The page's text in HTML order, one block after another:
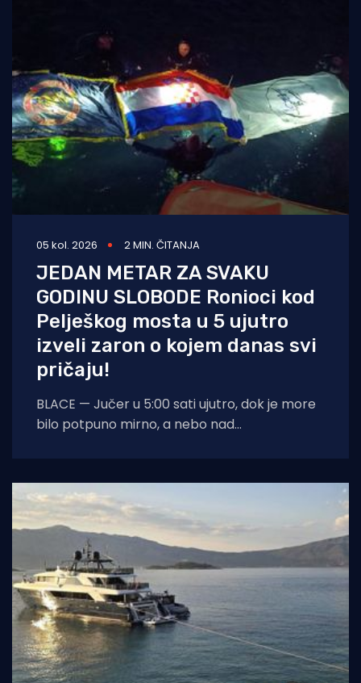
05 kol. 2026 2 MIN. ČITANJA
JEDAN METAR ZA SVAKU
GODINU SLOBODE Ronioci kod
Pelješkog mosta u 5 ujutro
izveli zaron o kojem danas svi
pričaju!
BLACE — Jučer u 5:00 sati ujutro, dok je more
bilo potpuno mirno, a nebo nad